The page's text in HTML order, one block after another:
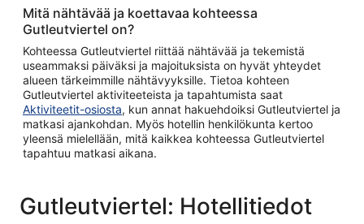
Mitä nähtävää ja koettavaa kohteessa
Gutleutviertel on?
Kohteessa Gutleutviertel riittää nähtävää ja tekemistä
useammaksi päiväksi ja majoituksista on hyvät yhteydet
alueen tärkeimmille nähtävyyksille. Tietoa kohteen
Gutleutviertel aktiviteeteista ja tapahtumista saat
Aktiviteetit-osiosta, kun annat hakuehdoiksi Gutleutviertel ja
matkasi ajankohdan. Myös hotellin henkilökunta kertoo
yleensä mielellään, mitä kaikkea kohteessa Gutleutviertel
tapahtuu matkasi aikana.
Gutleutviertel: Hotellitiedot